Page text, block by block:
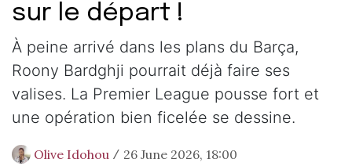
sur le départ !
À peine arrivé dans les plans du Barça,
Roony Bardghji pourrait déjà faire ses
valises. La Premier League pousse fort et
une opération bien ficelée se dessine.
Olive Idohou / 26 June 2026, 18:00